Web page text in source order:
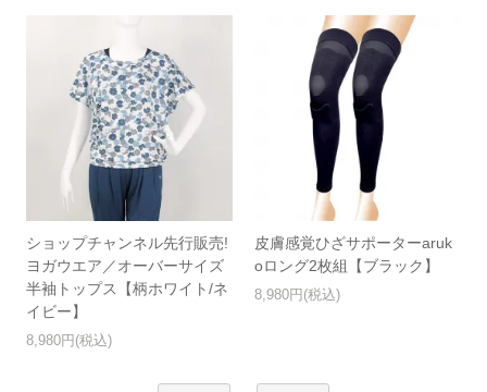
ショップチャンネル先行販売!
ヨガウエア／オーバーサイズ
半袖トップス【柄ホワイト/ネ
イビー】
8,980円(税込)
皮膚感覚ひざサポーターaruk
oロング2枚組【ブラック】
8,980円(税込)